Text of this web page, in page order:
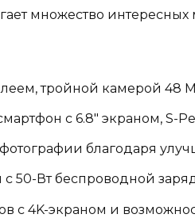
множество
тройной камерой 48
с 6.8″ экраном, S-
благодаря
50-Вт беспроводной
с 4K-экраном и